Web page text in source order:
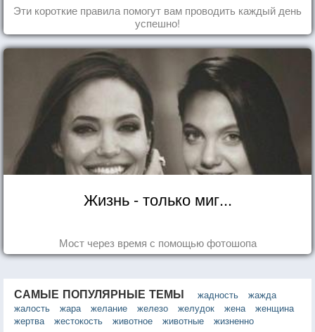
Эти короткие правила помогут вам проводить каждый день
успешно!
Жизнь - только миг...
Мост через время с помощью фотошопа
САМЫЕ ПОПУЛЯРНЫЕ ТЕМЫ жадность
жажда
жалость
жара желание железо желудок жена
женщина
жертва
жестокость животное животные
жизненно